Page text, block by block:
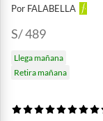
Por FALABELLA
S/ 489
Llega mañana
Retira mañana